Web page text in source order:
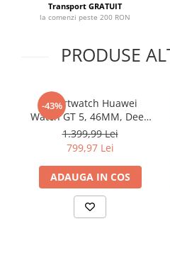
Transport GRATUIT
la comenzi peste 200 RON
PRODUSE
-43%
Smartwatch Huawei
Watch GT 5, 46MM, Deep
Tarnish Stainless Steel
Case, Black
Fluoroelastomer Strap
1.399,99 Lei
799,97 Lei
ADAUGA IN COS